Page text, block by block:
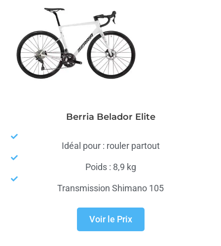
Berria Belador Elite
Idéal pour : rouler partout
Poids : 8,9 kg
Transmission Shimano 105
Voir le Prix